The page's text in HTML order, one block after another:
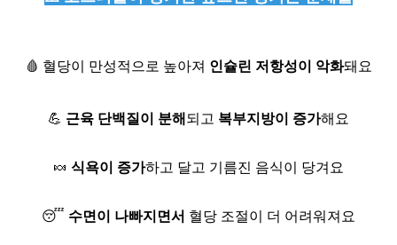
🩸 혈당이 만성적으로 높아져 인슐린 저항성이 악화돼요
💪 근육 단백질이 분해 되고 복부지방이 증가해요
🍬 식욕이 증가하고 달고 기름진 음식이 당겨요
😴 수면이 나빠지면서 혈당 조절이 더 어려워져요